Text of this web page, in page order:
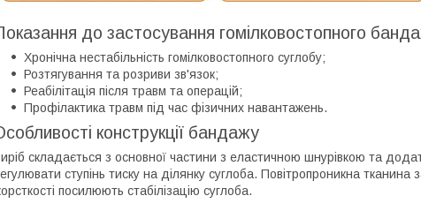
до застосування гомілковостопного
Хронічна нестабільність гомілковостопного суглобу;
Розтягування та розриви зв'язок;
Реабілітація після травм та операцій;
Профілактика травм під час фізичних навантажень.
конструкції бандажу
складається з основної частини з еластичною шнурівкою та
ступінь тиску на ділянку суглоба. Повітропроникна
посилюють стабілізацію суглоба.